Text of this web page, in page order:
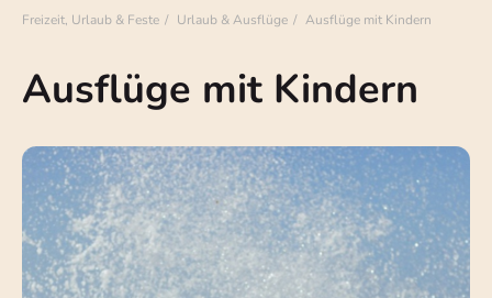
Freizeit, Urlaub & Feste Urlaub & Ausflüge Ausflüge mit Kindern
Ausflüge mit Kindern